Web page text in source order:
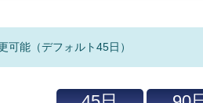
能（デフォルト45日）